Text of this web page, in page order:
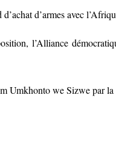
d’armes avec
l’Alliance
Umkhonto we Sizwe par